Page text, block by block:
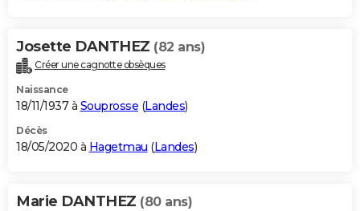
Josette DANTHEZ (82 ans)
Créer une cagnotte obsèques
Naissance
18/11/1937 à Souprosse (Landes)
Décès
18/05/2020 à Hagetmau (Landes)
Marie DANTHEZ (80 ans)